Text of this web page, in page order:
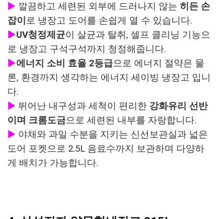
▶ 깔끔하고 세련된 외부에 드러나지 않는 히든 손
잡이 로 냉장고 도어를 손쉽게 열 수 있습니다.
▶UV청정제균이 살균과 탈취, 셀프 클리닝 기능으
로 냉장고 구석구석까지 청정해줍니다.
▶에너지 소비 효율 2등급으로 에너지 절약은 물
론, 환경까지 생각하는 에너지 세이빙 냉장고 입니
다.
▶ 뛰어난 내구성과 세척이 편리한 강화유리 선반
이며 크롬도금으로 세련된 내부를 자랑합니다.
▶ 야채와 과일 수분을 지키는 신선보관실과 넓은
도어 포켓으로 2.5L 음료수까지 보관하며 다양하
게 배치가 가능합니다.